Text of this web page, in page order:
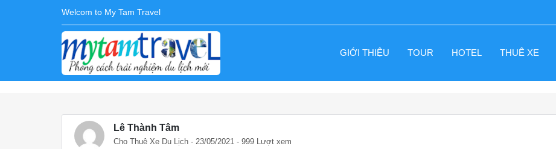
Welcom to My Tam Travel
GIỚI THIỆU TOUR HOTEL THUÊ XE
Lê Thành Tâm
Cho Thuê Xe Du Lịch - 23/05/2021 - 999 Lượt xem